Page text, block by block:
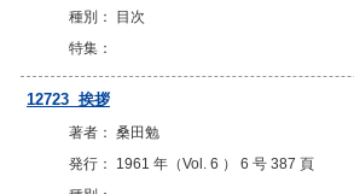
種別： 目次
特集：
12723 挨拶
著者： 桑田勉
発行： 1961 年（Vol. 6 ） 6 号 387 頁